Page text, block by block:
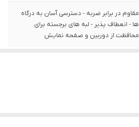
مقاوم در برابر ضربه - دسترسی آسان به درگاه‌
ها - انعطاف پذیر - لبه های برجسته برای
محافظت از دوربین و صفحه نمایش